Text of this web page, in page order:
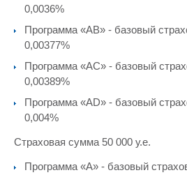
0,0036%
Программа «АВ» - базовый
0,00377%
Программа «АС» - базовый
0,00389%
Программа «АD» - базовый
0,004%
Страховая сумма 50 000 у.е.
Программа «А» - базовый